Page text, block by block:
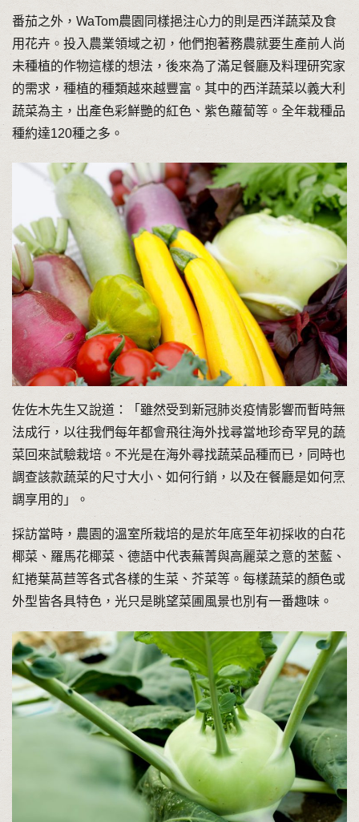
番茄之外，WaTom農園同樣挹注心力的則是西洋蔬菜及食
用花卉。投入農業領域之初，他們抱著務農就要生產前人尚
未種植的作物這樣的想法，後來為了滿足餐廳及料理研究家
的需求，種植的種類越來越豐富。其中的西洋蔬菜以義大利
蔬菜為主，出產色彩鮮艷的紅色、紫色蘿蔔等。全年栽種品
種約達120種之多。
佐佐木先生又說道：「雖然受到新冠肺炎疫情影響而暫時無
法成行，以往我們每年都會飛往海外找尋當地珍奇罕見的蔬
菜回來試驗栽培。不光是在海外尋找蔬菜品種而已，同時也
調查該款蔬菜的尺寸大小、如何行銷，以及在餐廳是如何烹
調享用的」。
採訪當時，農園的溫室所栽培的是於年底至年初採收的白花
椰菜、羅馬花椰菜、德語中代表蕪菁與高麗菜之意的苤藍、
紅捲葉萵苣等各式各樣的生菜、芥菜等。每樣蔬菜的顏色或
外型皆各具特色，光只是眺望菜圃風景也別有一番趣味。